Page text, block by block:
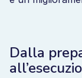
Dalla